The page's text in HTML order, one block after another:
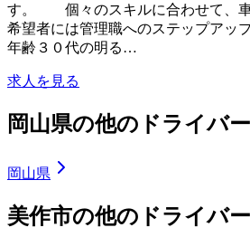
す。 個々のスキルに合わせて、車
希望者には管理職へのステップア
年齢３０代の明る…
求人を見る
岡山県の他のドライバ
岡山県
美作市の他のドライバ